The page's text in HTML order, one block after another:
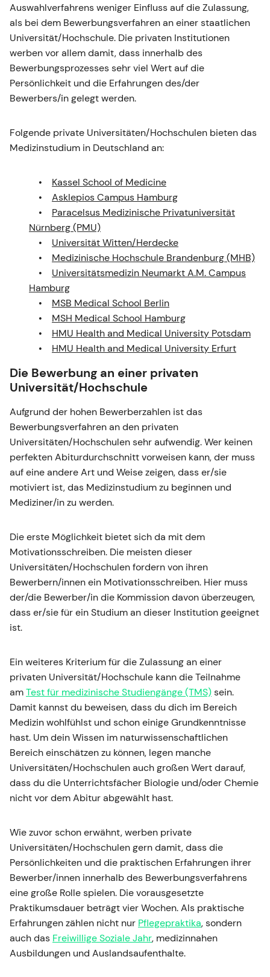
Auswahlverfahrens weniger Einfluss auf die Zulassung,
als bei dem Bewerbungsverfahren an einer staatlichen
Universität/Hochschule. Die privaten Institutionen
werben vor allem damit, dass innerhalb des
Bewerbungsprozesses sehr viel Wert auf die
Persönlichkeit und die Erfahrungen des/der
Bewerbers/in gelegt werden.
Folgende private Universitäten/Hochschulen bieten das
Medizinstudium in Deutschland an:
Kassel School of Medicine
Asklepios Campus Hamburg
Paracelsus Medizinische Privatuniversität
Nürnberg (PMU)
Universität Witten/Herdecke
Medizinische Hochschule Brandenburg (MHB)
Universitätsmedizin Neumarkt A.M. Campus
Hamburg
MSB Medical School Berlin
MSH Medical School Hamburg
HMU Health and Medical University Potsdam
HMU Health and Medical University Erfurt
Die Bewerbung an einer privaten
Universität/Hochschule
Aufgrund der hohen Bewerberzahlen ist das
Bewerbungsverfahren an den privaten
Universitäten/Hochschulen sehr aufwendig. Wer keinen
perfekten Abiturdurchschnitt vorweisen kann, der muss
auf eine andere Art und Weise zeigen, dass er/sie
motiviert ist, das Medizinstudium zu beginnen und
Mediziner/in zu werden.
Die erste Möglichkeit bietet sich da mit dem
Motivationsschreiben. Die meisten dieser
Universitäten/Hochschulen fordern von ihren
Bewerbern/innen ein Motivationsschreiben. Hier muss
der/die Bewerber/in die Kommission davon überzeugen,
dass er/sie für ein Studium an dieser Institution geeignet
ist.
Ein weiteres Kriterium für die Zulassung an einer
privaten Universität/Hochschule kann die Teilnahme
amTest für medizinische Studiengänge (TMS)sein.
Damit kannst du beweisen, dass du dich im Bereich
Medizin wohlfühlst und schon einige Grundkenntnisse
hast. Um dein Wissen im naturwissenschaftlichen
Bereich einschätzen zu können, legen manche
Universitäten/Hochschulen auch großen Wert darauf,
dass du die Unterrichtsfächer Biologie und/oder Chemie
nicht vor dem Abitur abgewählt hast.
Wie zuvor schon erwähnt, werben private
Universitäten/Hochschulen gern damit, dass die
Persönlichkeiten und die praktischen Erfahrungen ihrer
Bewerber/innen innerhalb des Bewerbungsverfahrens
eine große Rolle spielen. Die vorausgesetzte
Praktikumsdauer beträgt vier Wochen. Als praktische
Erfahrungen zählen nicht nur Pflegepraktika, sondern
auch das Freiwillige Soziale Jahr, medizinnahen
Ausbildungen und Auslandsaufenthalte.